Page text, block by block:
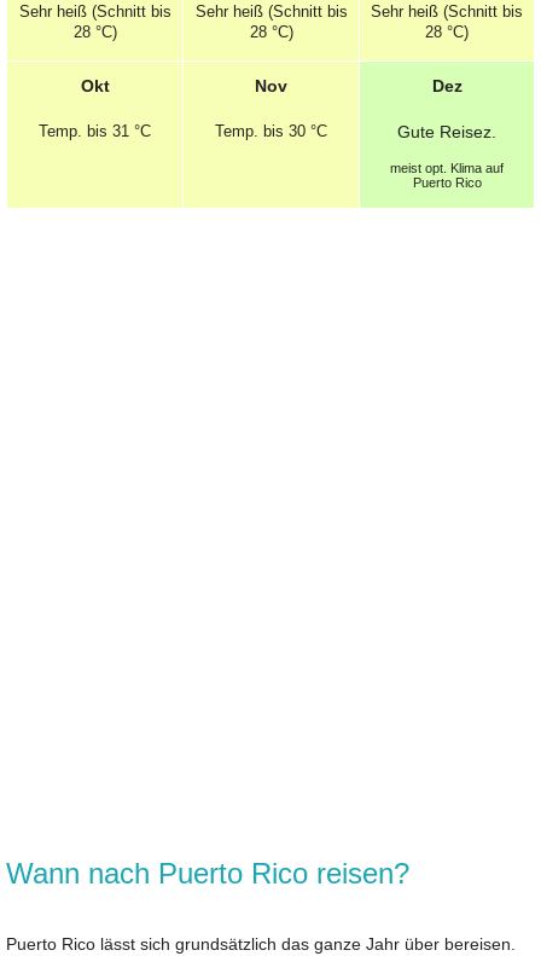
Sehr heiß (Schnitt bis
28 °C)
Sehr heiß (Schnitt bis
28 °C)
Sehr heiß (Schnitt bis
28 °C)
Okt
Temp. bis 31 °C
Nov
Temp. bis 30 °C
Dez
Gute Reisez.
meist opt. Klima auf
Puerto Rico
Wann nach Puerto Rico reisen?
Puerto Rico lässt sich grundsätzlich das ganze Jahr über bereisen.